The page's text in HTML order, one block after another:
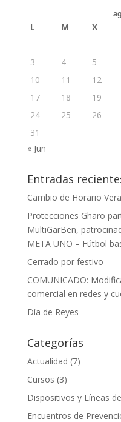
L M X
3
4 5
10
11 12
17
18 19
24
25 26
31
« Jun
Entradas
Cambio de Horario
Protecciones Gharo
MultiGarBen,
META UNO – Fútbol
Cerrado por festivo
COMUNICADO:
comercial en redes y
Día de Reyes
Categorías
Actualidad (7)
Cursos (3)
Dispositivos y Líneas
Encuentros de